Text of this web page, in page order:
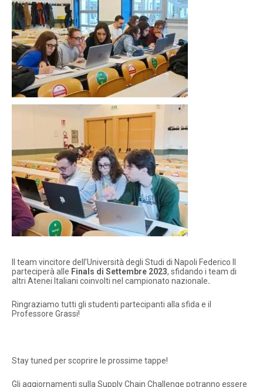
Il team vincitore dell’Università degli Studi di Napoli Federico II
parteciperà alle Finals di Settembre 2023, sfidando i team di
altri Atenei Italiani coinvolti nel campionato nazionale.
Ringraziamo tutti gli studenti partecipanti alla sfida e il
Professore Grassi!
Stay tuned per scoprire le prossime tappe!
Gli aggiornamenti sulla Supply Chain Challenge potranno essere